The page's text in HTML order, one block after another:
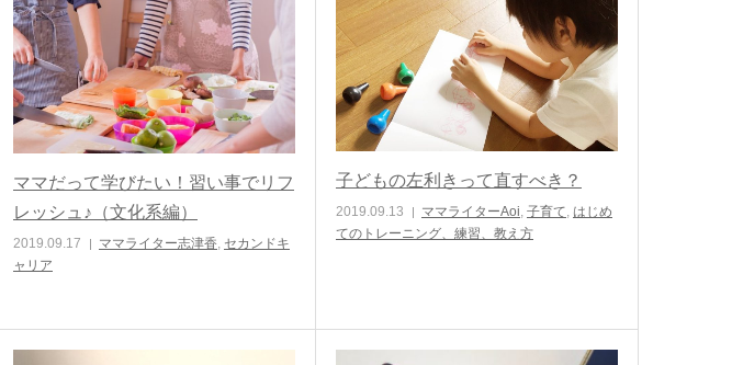
ママだって学びたい！習い事でリフ
レッシュ♪（文化系編）
2019.09.17 ママライター志津香, セカンドキ
ャリア
子どもの左利きって直すべき？
2019.09.13 ママライターAoi, 子育て, はじめ
てのトレーニング、練習、教え方